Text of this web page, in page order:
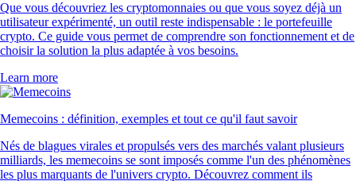
Que vous découvriez les cryptomonnaies ou que vous soyez déjà un
utilisateur expérimenté, un outil reste indispensable : le portefeuille
crypto. Ce guide vous permet de comprendre son fonctionnement et de
choisir la solution la plus adaptée à vos besoins.
Learn more
Memecoins : définition, exemples et tout ce qu'il faut savoir
Nés de blagues virales et propulsés vers des marchés valant plusieurs
milliards, les memecoins se sont imposés comme l'un des phénomènes
les plus marquants de l'univers crypto. Découvrez comment ils